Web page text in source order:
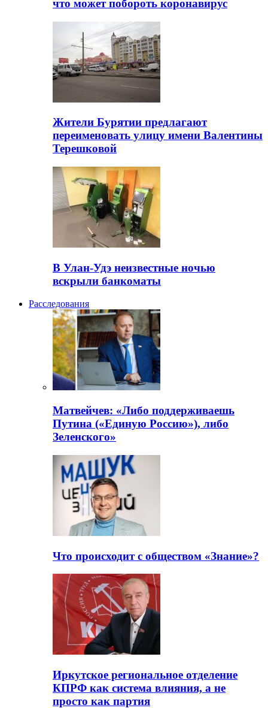
что может побороть коронавирус
Жители Бурятии предлагают
переименовать улицу имени Валентины
Терешковой
В Улан-Удэ неизвестные ночью
вскрыли банкоматы
Расследования
Матвейчев: «Либо поддерживаешь
Путина («Единую Россию»), либо
Зеленского»
Что происходит с обществом «Знание»?
Иркутское региональное отделение
КПРФ как система влияния, а не
просто как партия